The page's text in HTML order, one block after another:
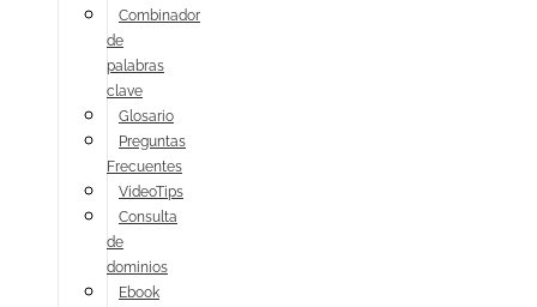
Combinador
de
palabras
clave
Glosario
Preguntas
Frecuentes
VideoTips
Consulta
de
dominios
Ebook